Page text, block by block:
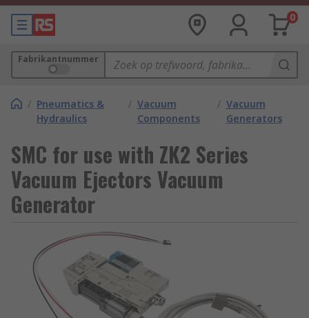
0
Fabrikantnummer
/ Pneumatics &
Hydraulics
/ Vacuum
Components
/ Vacuum
Generators
SMC for use with ZK2 Series
Vacuum Ejectors Vacuum
Generator